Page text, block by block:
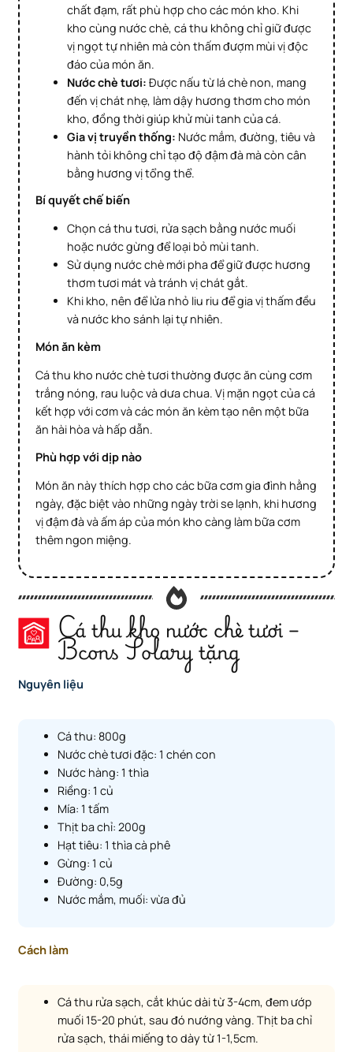
chất đạm, rất phù hợp cho các món kho. Khi
kho cùng nước chè, cá thu không chỉ giữ được
vị ngọt tự nhiên mà còn thấm đượm mùi vị độc
đáo của món ăn.
Nước chè tươi: Được nấu từ lá chè non, mang
đến vị chát nhẹ, làm dậy hương thơm cho món
kho, đồng thời giúp khử mùi tanh của cá.
Gia vị truyền thống: Nước mắm, đường, tiêu và
hành tỏi không chỉ tạo độ đậm đà mà còn cân
bằng hương vị tổng thể.
Bí quyết chế biến
Chọn cá thu tươi, rửa sạch bằng nước muối
hoặc nước gừng để loại bỏ mùi tanh.
Sử dụng nước chè mới pha để giữ được hương
thơm tươi mát và tránh vị chát gắt.
Khi kho, nên để lửa nhỏ liu riu để gia vị thấm đều
và nước kho sánh lại tự nhiên.
Món ăn kèm
Cá thu kho nước chè tươi thường được ăn cùng cơm
trắng nóng, rau luộc và dưa chua. Vị mặn ngọt của cá
kết hợp với cơm và các món ăn kèm tạo nên một bữa
ăn hài hòa và hấp dẫn.
Phù hợp với dịp nào
Món ăn này thích hợp cho các bữa cơm gia đình hằng
ngày, đặc biệt vào những ngày trời se lạnh, khi hương
vị đậm đà và ấm áp của món kho càng làm bữa cơm
thêm ngon miệng.
Cá thu kho nước chè tươi –
Bcons Solary tặng
Nguyên liệu
Cá thu: 800g
Nước chè tươi đặc: 1 chén con
Nước hàng: 1 thìa
Riềng: 1 củ
Mía: 1 tấm
Thịt ba chỉ: 200g
Hạt tiêu: 1 thìa cà phê
Gừng: 1 củ
Đường: 0,5g
Nước mắm, muối: vừa đủ
Cách làm
Cá thu rửa sạch, cắt khúc dài từ 3-4cm, đem ướp
muối 15-20 phút, sau đó nướng vàng. Thịt ba chỉ
rửa sạch, thái miếng to dày từ 1-1,5cm.